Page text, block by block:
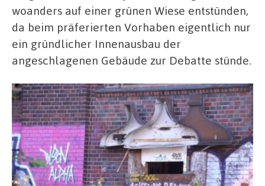
woanders auf einer grünen Wiese entstünden,
da beim präferierten Vorhaben eigentlich nur
ein gründlicher Innenausbau der
angeschlagenen Gebäude zur Debatte stünde.